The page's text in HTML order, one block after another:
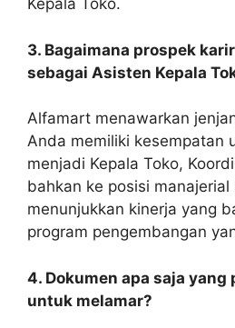
Kepala Toko.
3. Bagaimana prospek
sebagai Asisten Kepala
Alfamart menawarkan
Anda memiliki kesempatan
menjadi Kepala Toko,
bahkan ke posisi
menunjukkan kinerja yang
program pengembangan
4. Dokumen apa saja yang
untuk melamar?